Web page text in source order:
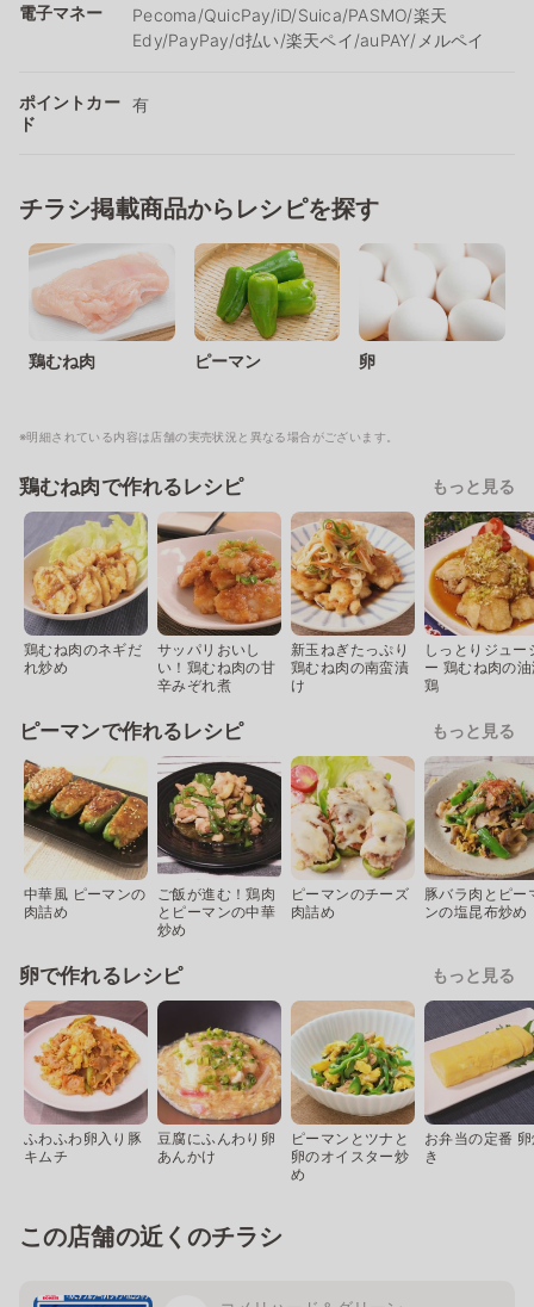
電子マネー
Pecoma/QuicPay/iD/Suica/PASMO/楽天
Edy/PayPay/d払い/楽天ペイ/auPAY/メルペイ
ポイントカー
ド
有
チラシ掲載商品からレシピを探す
鶏むね肉 ピーマン 卵
※明細されている内容は店舗の実売状況と異なる場合がございます。
鶏むね肉で作れるレシピ もっと見る
鶏むね肉のネギだ
れ炒め
サッパリおいし
い！鶏むね肉の甘
辛みぞれ煮
新玉ねぎたっぷり
鶏むね肉の南蛮漬
け
しっとりジュー
ー 鶏むね肉の
鶏
ピーマンで作れるレシピ もっと見る
中華風 ピーマンの
肉詰め
ご飯が進む！鶏肉
とピーマンの中華
炒め
ピーマンのチーズ
肉詰め
豚バラ肉とピー
ンの塩昆布炒め
卵で作れるレシピ もっと見る
ふわふわ卵入り豚
キムチ
豆腐にふんわり卵
あんかけ
ピーマンとツナと
卵のオイスター炒
め
お弁当の定番
き
この店舗の近くのチラシ